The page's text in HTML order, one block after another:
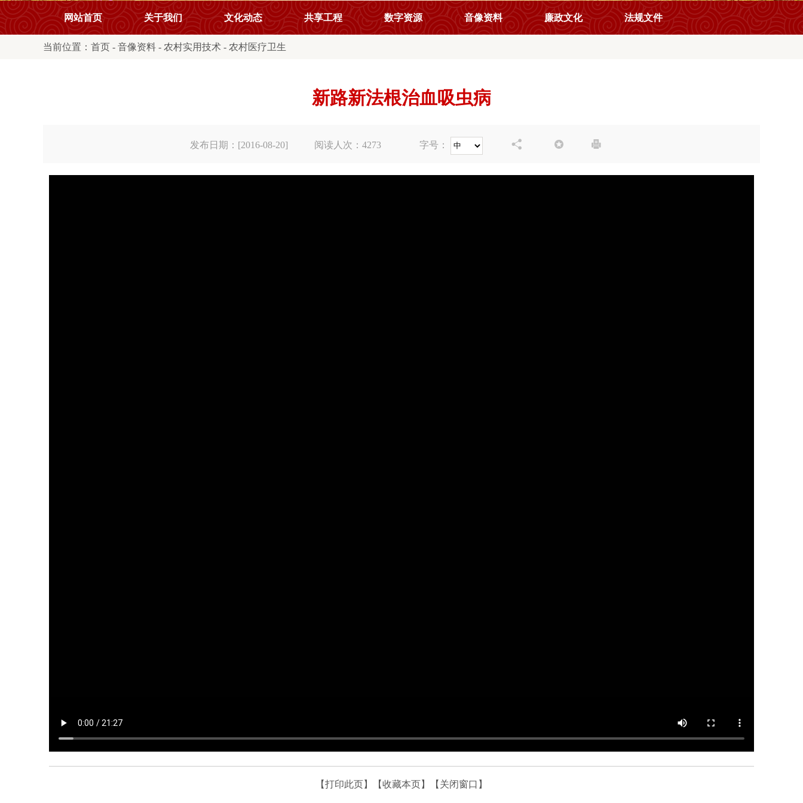
网站首页 关于我们 文化动态 共享工程 数字资源 音像资料 廉政文化 法规文件
当前位置： 首页 - 音像资料 - 农村实用技术 - 农村医疗卫生
新路新法根治血吸虫病
发布日期：[2016-08-20] 阅读人次： 4273 字号：   
【打印此页】 【收藏本页】 【关闭窗口】